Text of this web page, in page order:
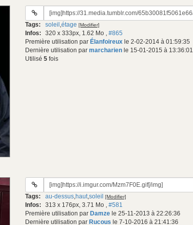
URL
gif:
Tags: soleil ,étage [Modifier]
Infos: 320 x 333px, 1.62 Mo , #865
Première utilisation par Élanfoireux le 2-02-2014 à 01:59:35
Dernière utilisation par marcharien le 15-01-2015 à 13:36:01
Utilisé 5 fois
URL
gif:
Tags: au-dessus,haut,soleil [Modifier]
Infos: 313 x 176px, 3.71 Mo , #581
Première utilisation par Damze le 25-11-2013 à 22:26:36
Dernière utilisation par Rucous le 7-10-2016 à 21:41:36